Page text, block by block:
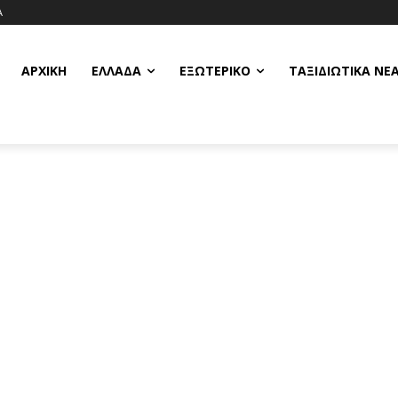
ΑΡΧΙΚΗ ΕΛΛΆΔΑ ΕΞΩΤΕΡΙΚΌ ΤΑΞΙΔΙΩΤΙΚΆ